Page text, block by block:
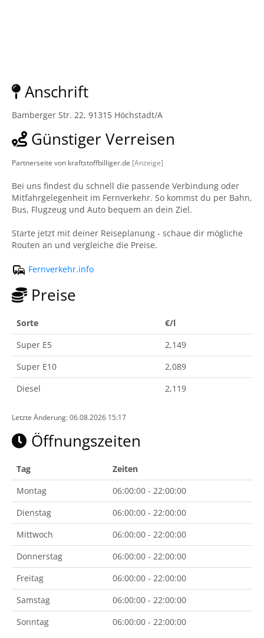
Anschrift
Bamberger Str. 22, 91315 Höchstadt/A
Günstiger Verreisen
Partnerseite von kraftstoffbilliger.de [Anzeige]
Bei uns findest du schnell die passende Verbindung oder
Mitfahrgelegenheit im Fernverkehr. So kommst du per Bahn,
Bus, Flugzeug und Auto bequem an dein Ziel.
Starte jetzt mit deiner Reiseplanung - schaue dir mögliche
Routen an und vergleiche die Preise.
Fernverkehr.info
Preise
Sorte
€/l
Super E5
2,149
Super E10
2,089
Diesel
2,119
Letzte Änderung: 06.08.2026 15:17
Öffnungszeiten
Tag
Zeiten
Montag
06:00:00 - 22:00:00
Dienstag
06:00:00 - 22:00:00
Mittwoch
06:00:00 - 22:00:00
Donnerstag
06:00:00 - 22:00:00
Freitag
06:00:00 - 22:00:00
Samstag
06:00:00 - 22:00:00
Sonntag
06:00:00 - 22:00:00